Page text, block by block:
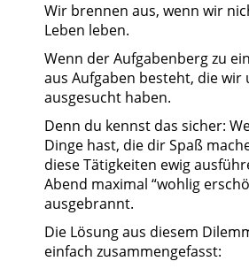
Wir brennen aus, wenn wir
Leben leben.
Wenn der Aufgabenberg zu
aus Aufgaben besteht, die wir
ausgesucht haben.
Denn du kennst das sicher:
Dinge hast, die dir Spaß
diese Tätigkeiten ewig
Abend maximal “wohlig
ausgebrannt.
Die Lösung aus diesem
einfach zusammengefasst: